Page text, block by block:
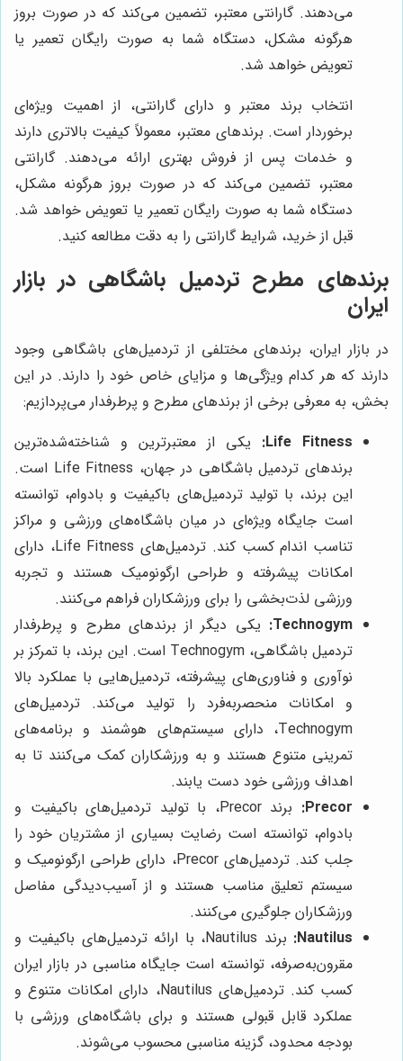
می‌دهند. گارانتی معتبر، تضمین می‌کند که در صورت بروز
هرگونه مشکل، دستگاه شما به صورت رایگان تعمیر یا
تعویض خواهد شد.
انتخاب برند معتبر و دارای گارانتی، از اهمیت ویژه‌ای
برخوردار است. برندهای معتبر، معمولاً کیفیت بالاتری دارند
و خدمات پس از فروش بهتری ارائه می‌دهند. گارانتی
معتبر، تضمین می‌کند که در صورت بروز هرگونه مشکل،
دستگاه شما به صورت رایگان تعمیر یا تعویض خواهد شد.
قبل از خرید، شرایط گارانتی را به دقت مطالعه کنید.
برندهای مطرح تردمیل باشگاهی در بازار
ایران
در بازار ایران، برندهای مختلفی از تردمیل‌های باشگاهی وجود
دارند که هر کدام ویژگی‌ها و مزایای خاص خود را دارند. در این
بخش، به معرفی برخی از برندهای مطرح و پرطرفدار می‌پردازیم:
Life Fitness:
یکی از معتبرترین و شناخته‌شده‌ترین
برندهای تردمیل باشگاهی در جهان، Life Fitness است.
این برند، با تولید تردمیل‌های باکیفیت و بادوام، توانسته
است جایگاه ویژه‌ای در میان باشگاه‌های ورزشی و مراکز
تناسب اندام کسب کند. تردمیل‌های Life Fitness، دارای
امکانات پیشرفته و طراحی ارگونومیک هستند و تجربه
ورزشی لذت‌بخشی را برای ورزشکاران فراهم می‌کنند.
Technogym: یکی دیگر از برندهای مطرح و پرطرفدار
تردمیل باشگاهی، Technogym است. این برند، با تمرکز بر
نوآوری و فناوری‌های پیشرفته، تردمیل‌هایی با عملکرد بالا
و امکانات منحصربه‌فرد را تولید می‌کند. تردمیل‌های
Technogym، دارای سیستم‌های هوشمند و برنامه‌های
تمرینی متنوع هستند و به ورزشکاران کمک می‌کنند تا به
اهداف ورزشی خود دست یابند.
Precor:
برند Precor، با تولید تردمیل‌های باکیفیت و
بادوام، توانسته است رضایت بسیاری از مشتریان خود را
جلب کند. تردمیل‌های Precor، دارای طراحی ارگونومیک و
سیستم تعلیق مناسب هستند و از آسیب‌دیدگی مفاصل
ورزشکاران جلوگیری می‌کنند.
Nautilus:
برند Nautilus، با ارائه تردمیل‌های باکیفیت و
مقرون‌به‌صرفه، توانسته است جایگاه مناسبی در بازار ایران
کسب کند. تردمیل‌های Nautilus، دارای امکانات متنوع و
عملکرد قابل قبولی هستند و برای باشگاه‌های ورزشی با
بودجه محدود، گزینه مناسبی محسوب می‌شوند.